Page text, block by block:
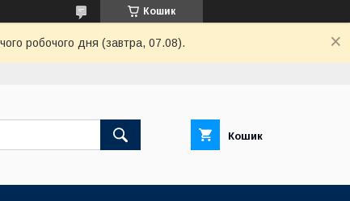
Кошик
робочого дня (завтра, 07.08).
Кошик